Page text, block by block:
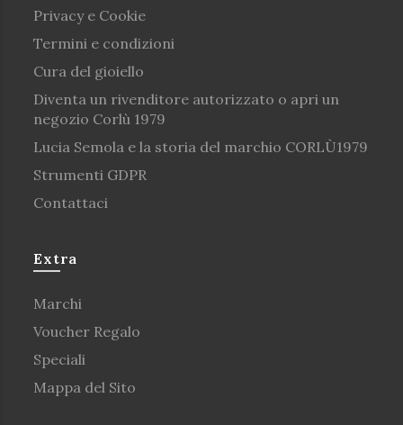
Privacy e Cookie
Termini e condizioni
Cura del gioiello
Diventa un rivenditore autorizzato o apri un
negozio Corlù 1979
Lucia Semola e la storia del marchio CORLÙ1979
Strumenti GDPR
Contattaci
Extra
Marchi
Voucher Regalo
Speciali
Mappa del Sito